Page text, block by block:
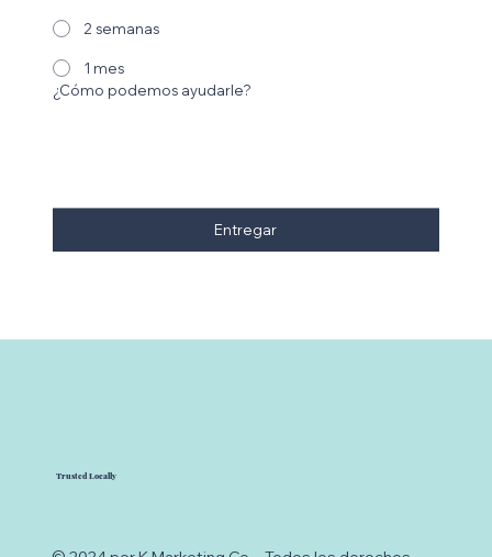
Trusted Locally
2 semanas
1 mes
¿Cómo podemos ayudarle?
Entregar